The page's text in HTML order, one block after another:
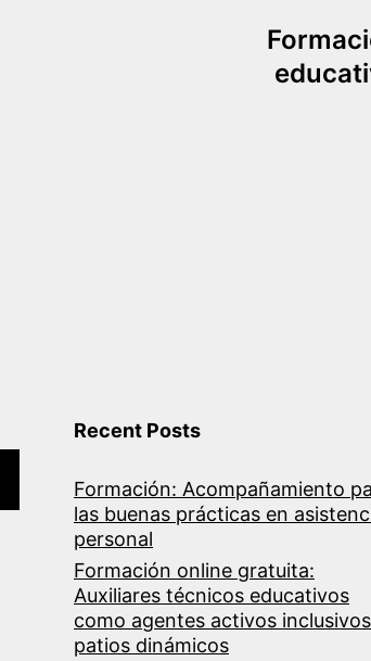
Recent Posts
Formación: Acompañamiento
las buenas prácticas en
personal
Formación online gratuita:
Auxiliares técnicos educativos
como agentes activos
patios dinámicos